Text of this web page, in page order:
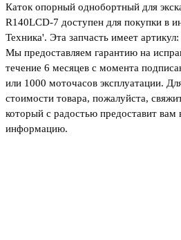
Каток опорный однобортный для
R140LCD-7 доступен для покупки в
Техника'. Эта запчасть имеет
Мы предоставляем гарантию на
течение 6 месяцев с момента
или 1000 моточасов эксплуатации.
стоимости товара, пожалуйста,
который с радостью предоставит
информацию.